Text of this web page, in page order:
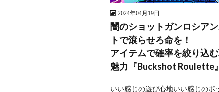
2024年04月19日
闇のショットガンロシア
トで滾らせろ命を！
アイテムで確率を絞り込
魅力『Buckshot Roulette』
いい感じの遊び心地いい感じのポ